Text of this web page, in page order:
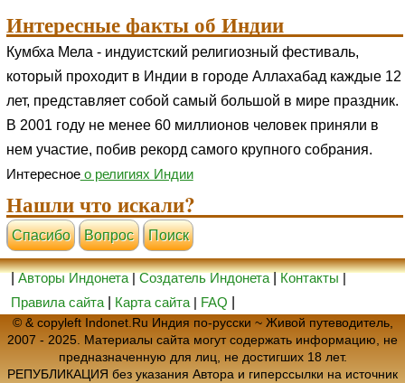
Интересные факты об Индии
Кумбха Мела - индуистский религиозный фестиваль,
который проходит в Индии в городе Аллахабад каждые 12
лет, представляет собой самый большой в мире праздник.
В 2001 году не менее 60 миллионов человек приняли в
нем участие, побив рекорд самого крупного собрания.
Интересноео религиях Индии
Нашли что искали?
Cпасибо Вопрос Поиск
|Авторы Индонета|Создатель Индонета|Контакты|
Правила сайта
Карта сайта | FAQ
© & copyleft Indonet.Ru Индия по-русски ~ Живой путеводитель,
2007 - 2025. Материалы сайта могут содержать информацию, не
предназначенную для лиц, не достигших 18 лет.
РЕПУБЛИКАЦИЯ без указания Автора и гиперссылки на источник